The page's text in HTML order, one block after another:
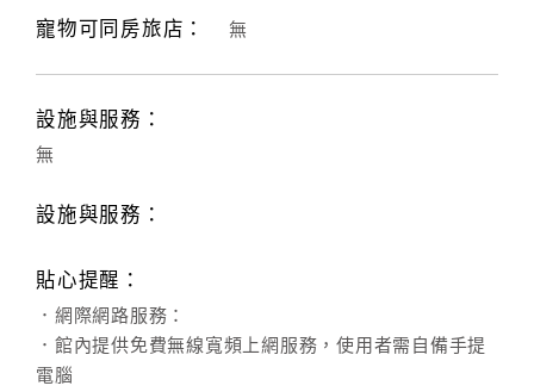
絡
Line
上
紅
利
寵物可同房旅店： 無
設施與服務：
無
設施與服務：
貼心提醒：
．網際網路服務：
．館內提供免費無線寬頻上網服務，使用者需自備手提
電腦